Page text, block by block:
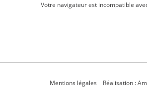
Votre navigateur est incompatible
Mentions légales Réalisation :